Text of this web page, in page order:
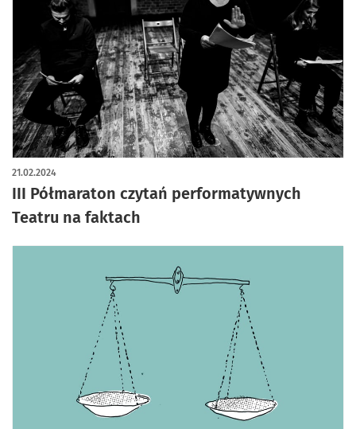
III Półmaraton czytań performatywnych
Teatru na faktach
21.02.2024